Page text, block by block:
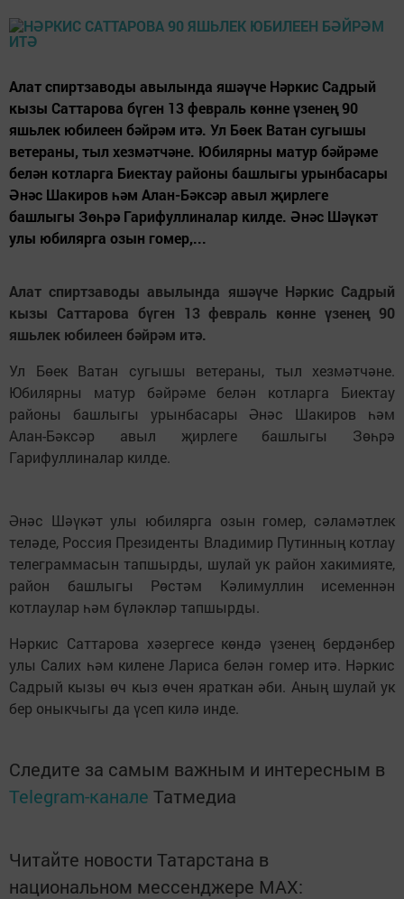
Алат спиртзаводы авылында яшәүче Нәркис Садрый
кызы Саттарова бүген 13 февраль көнне үзенең 90
яшьлек юбилеен бәйрәм итә. Ул Бөек Ватан сугышы
ветераны, тыл хезмәтчәне. Юбилярны матур бәйрәме
белән котларга Биектау районы башлыгы урынбасары
Әнәс Шакиров һәм Алан-Бәксәр авыл җирлеге
башлыгы Зөһрә Гарифуллиналар килде. Әнәс Шәүкәт
улы юбилярга озын гомер,...
Алат спиртзаводы авылында яшәүче Нәркис Садрый
кызы Саттарова бүген 13 февраль көнне үзенең 90
яшьлек юбилеен бәйрәм итә.
Ул Бөек Ватан сугышы ветераны, тыл хезмәтчәне.
Юбилярны матур бәйрәме белән котларга Биектау
районы башлыгы урынбасары Әнәс Шакиров һәм
Алан-Бәксәр авыл җирлеге башлыгы Зөһрә
Гарифуллиналар килде.
Әнәс Шәүкәт улы юбилярга озын гомер, сәламәтлек
теләде, Россия Президенты Владимир Путинның котлау
телеграммасын тапшырды, шулай ук район хакимияте,
район башлыгы Рөстәм Кәлимуллин исеменнән
котлаулар һәм бүләкләр тапшырды.
Нәркис Саттарова хәзергесе көндә үзенең бердәнбер
улы Салих һәм килене Лариса белән гомер итә. Нәркис
Садрый кызы өч кыз өчен яраткан әби. Аның шулай ук
бер оныкчыгы да үсеп килә инде.
Следите за самым важным и интересным в
Telegram-канале Татмедиа
Читайте новости Татарстана в
национальном мессенджере MАХ: